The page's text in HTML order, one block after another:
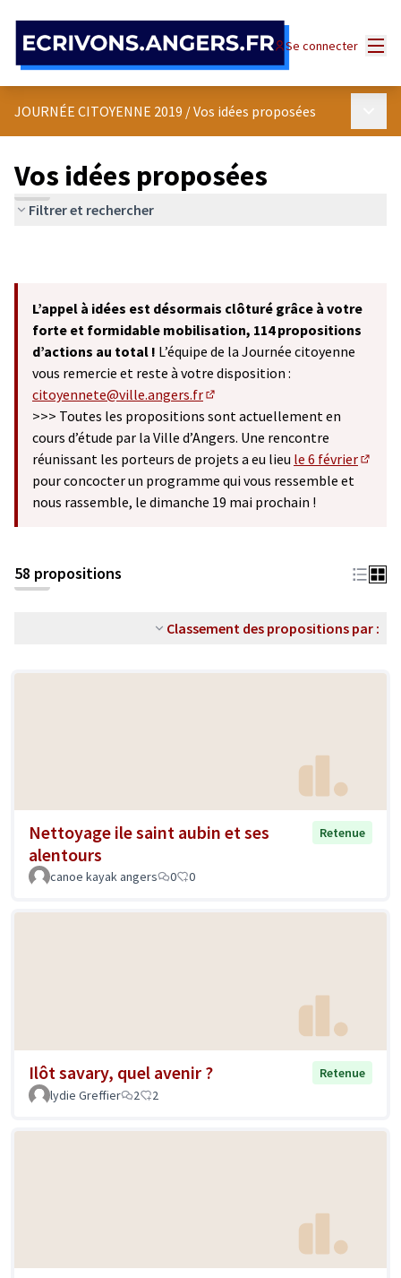
Se connecter
JOURNÉE CITOYENNE 2019 /Vos idées proposées
Vos idées proposées
Filtrer et rechercher
L’appel à idées est désormais clôturé grâce à votre
forte et formidable mobilisation, 114 propositions
d’actions au total ! L’équipe de la Journée citoyenne
vous remercie et reste à votre disposition :
citoyennete@ville.angers.fr
(S'ouvre dans un nouvel onglet)
>>> Toutes les propositions sont actuellement en
cours d’étude par la Ville d’Angers. Une rencontre
réunissant les porteurs de projets a eu lieu le 6 février
pour concocter un programme qui vous ressemble et
nous rassemble, le dimanche 19 mai prochain !
58 propositions
Classement des propositions par :
Nettoyage ile saint aubin et ses
alentours
Retenue
canoe kayak angers 0 0
Ilôt savary, quel avenir ?
Retenue
lydie Greffier
2 2